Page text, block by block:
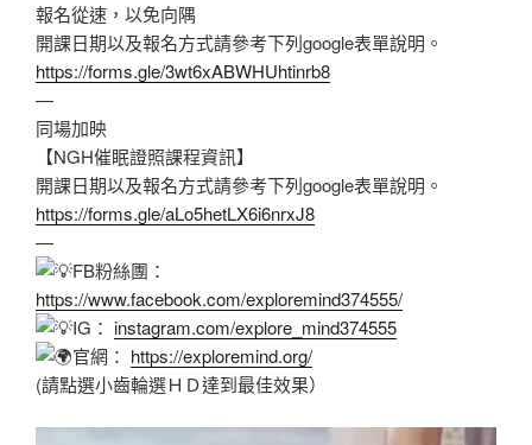
報名從速，以免向隅
開課日期以及報名方式請參考下列google表單說明。
https://forms.gle/3wt6xABWHUhtinrb8
—
同場加映
【NGH催眠證照課程資訊】
開課日期以及報名方式請參考下列google表單說明。
https://forms.gle/aLo5hetLX6i6nrxJ8
—
FB粉絲團：
https://www.facebook.com/exploremind374555/
IG： instagram.com/explore_mind374555
官網： https://exploremind.org/
(請點選小齒輪選ＨＤ達到最佳效果）